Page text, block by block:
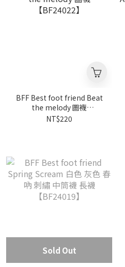
BFF Best foot friend Beat
the melody 圖襪
【BF24022】
NT$220
Sold Out